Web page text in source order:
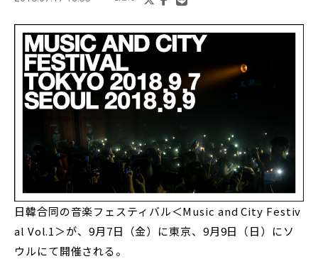
日韓合同の音楽フェスティバル＜Music and City Festiv
al Vol.1＞が、9月7日（金）に東京、9月9日（日）にソ
ウルにて開催される。